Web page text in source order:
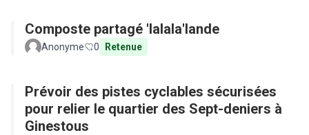
Composte partagé 'lalala'lande
Anonyme 0 Retenue
Prévoir des pistes cyclables sécurisées
pour relier le quartier des Sept-deniers à
Ginestous